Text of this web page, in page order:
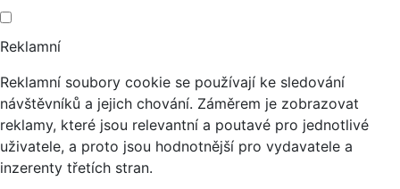
Reklamní
Reklamní soubory cookie se používají ke sledování
návštěvníků a jejich chování. Záměrem je zobrazovat
reklamy, které jsou relevantní a poutavé pro jednotlivé
uživatele, a proto jsou hodnotnější pro vydavatele a
inzerenty třetích stran.